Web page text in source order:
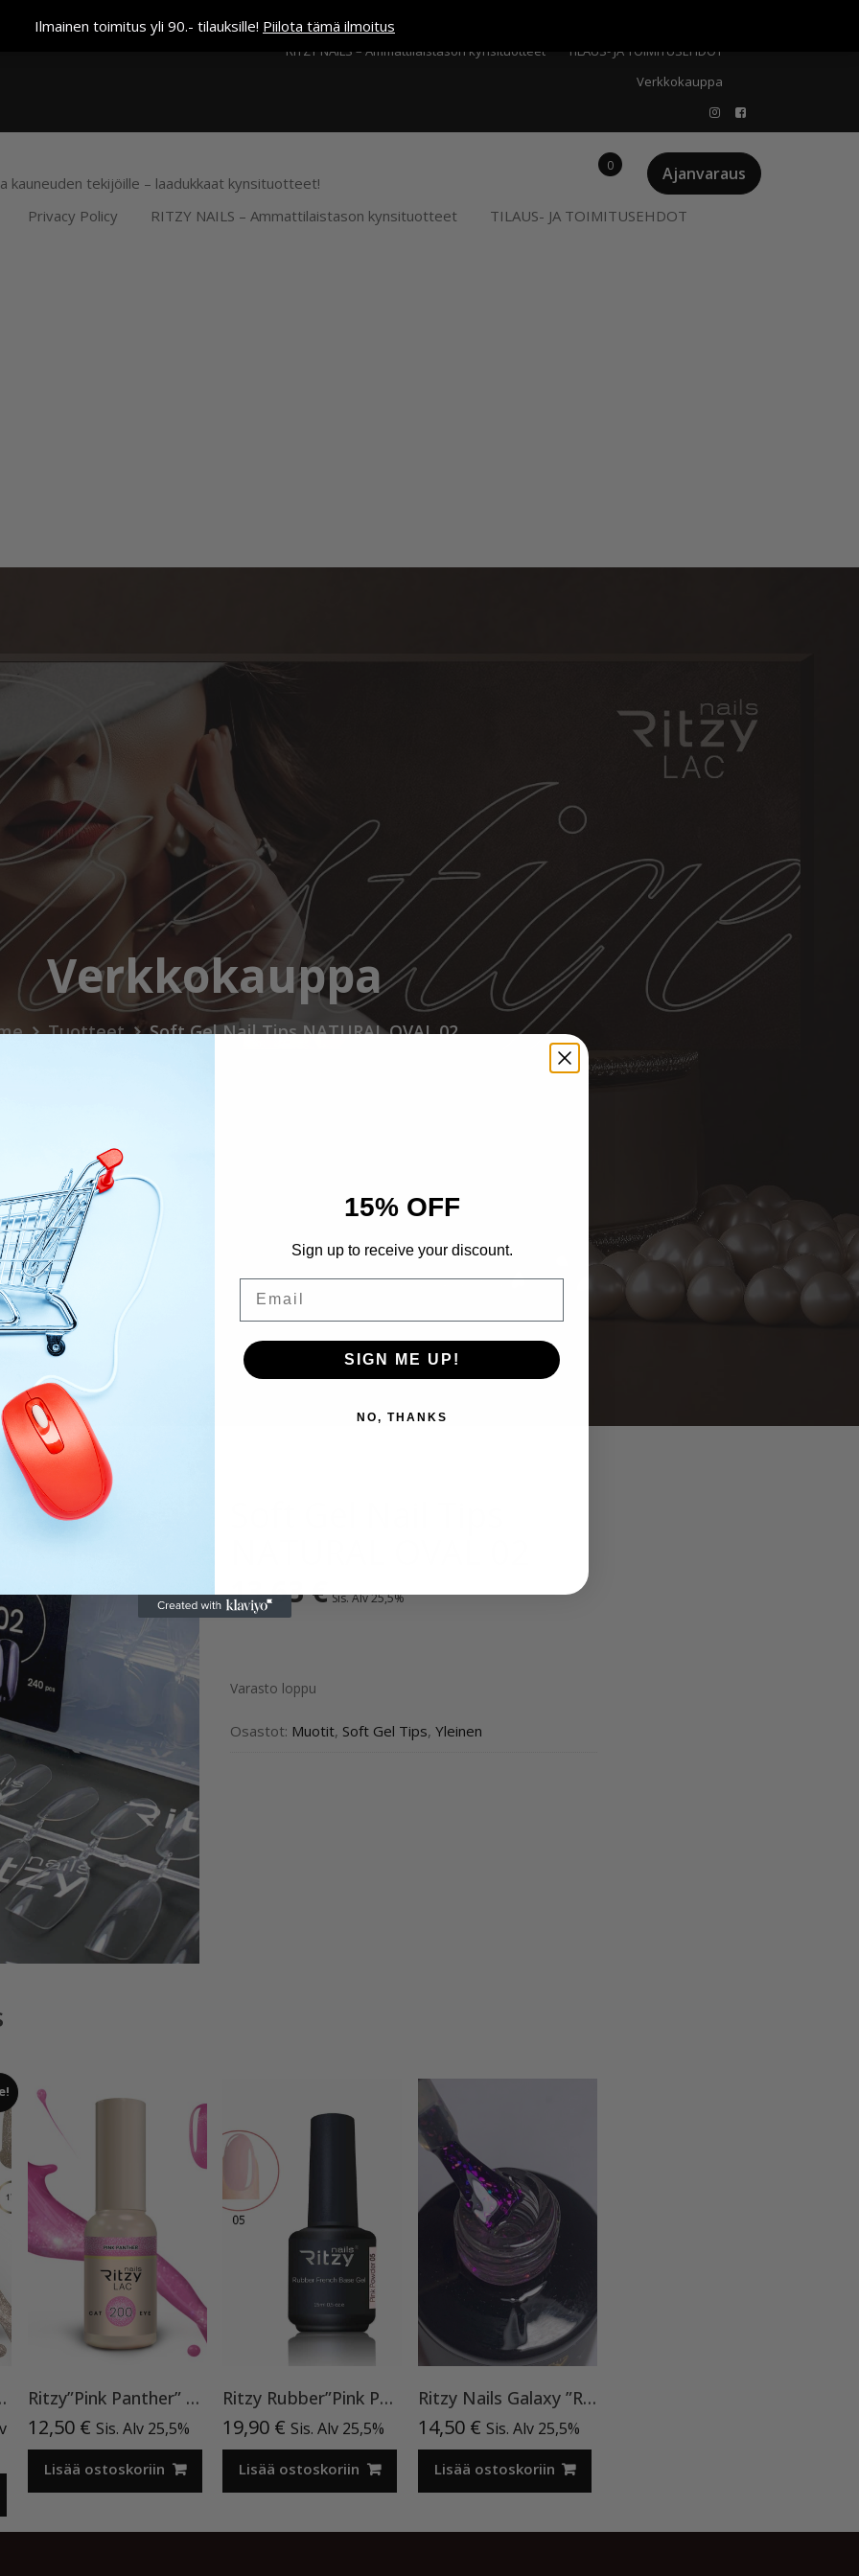
Ilmainen toimitus yli 90.- tilauksille! Piilota tämä ilmoitusKassa
RITZY NAILS – Ammattilaistason kynsituotteet
TILAUS- JA TOIMITUSEHDOT
Verkkokauppa
kauneuden tekijöille – laadukkaat kynsituotteet! Ajanvaraus
0
Privacy Policy RITZY NAILS – Ammattilaistason kynsituotteet TILAUS- JA TOIMITUSEHDOT
Verkkokauppa
Tuotteet Soft Gel Nail Tips NATURAL OVAL 02
13,63€ Sis. Alv 25,5%
Varasto loppu
Osastot: Muotit, Soft Gel Tips, Yleinen
TPO vapaa Ritzy”Pink Panther” 200, Cat Eye
12,50 € Sis. Alv 25,5%
Lisää ostoskoriin
Ritzy Rubber”Pink Powder”05, 15ml, aluslakka TPO vapaa
19,90 € Sis. Alv 25,5%
Lisää ostoskoriin
Ritzy Nails Galaxy ”Rainbow” 8ml
14,50 € Sis. Alv 25,5%
Lisää ostoskoriin
15% OFF
Sign up to receive your discount.
SIGN ME UP!
NO, THANKS